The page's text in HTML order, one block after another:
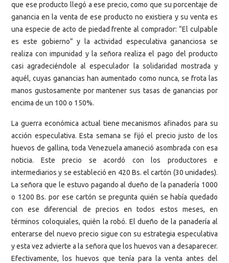
que ese producto llegó a ese precio, como que su porcentaje de
ganancia en la venta de ese producto no existiera y su venta es
una especie de acto de piedad frente al comprador: “El culpable
es este gobierno” y la actividad especulativa gananciosa se
realiza con impunidad y la señora realiza el pago del producto
casi agradeciéndole al especulador la solidaridad mostrada y
aquél, cuyas ganancias han aumentado como nunca, se frota las
manos gustosamente por mantener sus tasas de ganancias por
encima de un 100 o 150%.
La guerra económica actual tiene mecanismos afinados para su
acción especulativa. Esta semana se fijó el precio justo de los
huevos de gallina, toda Venezuela amaneció asombrada con esa
noticia. Este precio se acordó con los productores e
intermediarios y se estableció en 420 Bs. el cartón (30 unidades).
La señora que le estuvo pagando al dueño de la panadería 1000
o 1200 Bs. por ese cartón se pregunta quién se había quedado
con ese diferencial de precios en todos estos meses, en
términos coloquiales, quién la robó. El dueño de la panadería al
enterarse del nuevo precio sigue con su estrategia especulativa
y esta vez advierte a la señora que los huevos van a desaparecer.
Efectivamente, los huevos que tenía para la venta antes del